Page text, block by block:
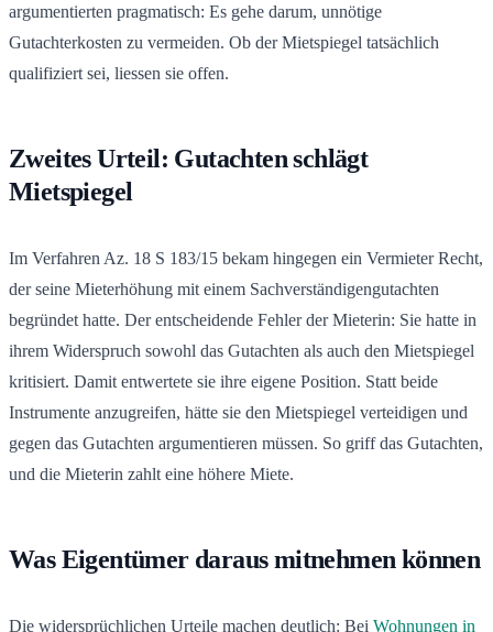
argumentierten pragmatisch: Es gehe darum, unnötige
Gutachterkosten zu vermeiden. Ob der Mietspiegel tatsächlich
qualifiziert sei, liessen sie offen.
Zweites Urteil: Gutachten schlägt
Mietspiegel
Im Verfahren Az. 18 S 183/15 bekam hingegen ein Vermieter Recht,
der seine Mieterhöhung mit einem Sachverständigengutachten
begründet hatte. Der entscheidende Fehler der Mieterin: Sie hatte in
ihrem Widerspruch sowohl das Gutachten als auch den Mietspiegel
kritisiert. Damit entwertete sie ihre eigene Position. Statt beide
Instrumente anzugreifen, hätte sie den Mietspiegel verteidigen und
gegen das Gutachten argumentieren müssen. So griff das Gutachten,
und die Mieterin zahlt eine höhere Miete.
Was Eigentümer daraus mitnehmen können
Die widersprüchlichen Urteile machen deutlich: Bei Wohnungen in